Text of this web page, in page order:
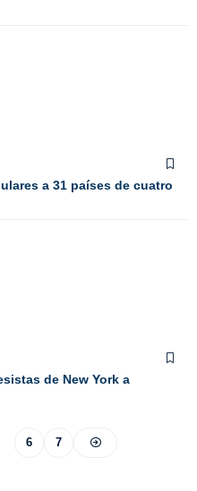
a 31 países de cuatro
de New York a
6 7